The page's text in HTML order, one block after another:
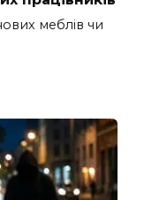
меблів чи